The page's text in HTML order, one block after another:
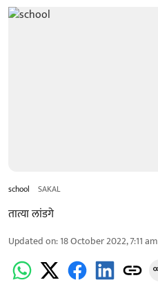
school SAKAL
तात्या लांडगे
Updated on:18 October 2022, 7:11 am